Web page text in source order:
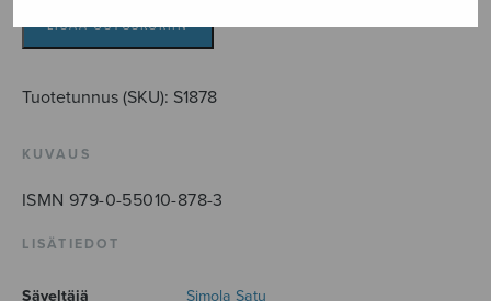
LISÄÄ OSTOSKORIIN
Tuotetunnus (SKU): S1878
KUVAUS
ISMN 979-0-55010-878-3
LISÄTIEDOT
Säveltäjä Simola Satu